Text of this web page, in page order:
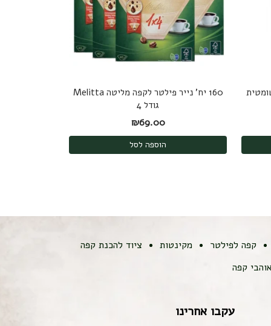
160 יח' נייר פילטר לקפה מליטה Melitta
גודל 4
₪69.00
הוספה לסל
קפה לפילטר מקינטות
ציוד להכנת קפה
קפה
עקבו אחרינו